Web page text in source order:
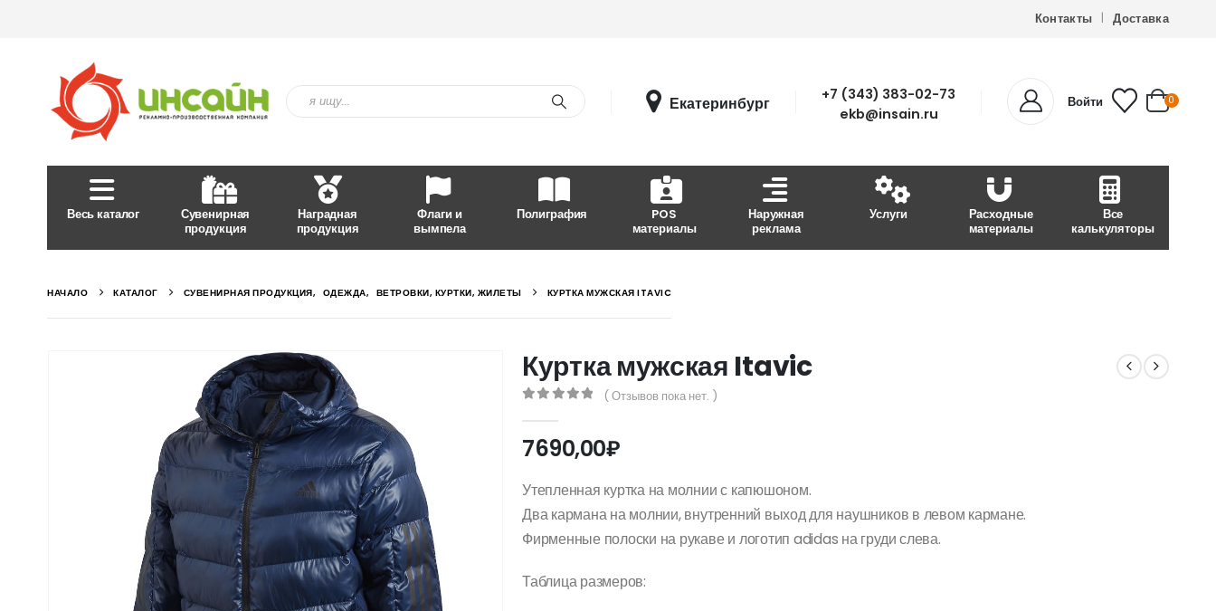
Контакты Доставка
Екатеринбург
+7 (343) 383-02-73
ekb@insain.ru
Войти 0
Весь каталог
Сувенирная
продукция
Наградная
продукция
Флаги и
вымпела
Полиграфия
POS
материалы
Наружная
реклама
Услуги
Расходные
материалы
Все
калькуляторы
НАЧАЛО КАТАЛОГ СУВЕНИРНАЯ ПРОДУКЦИЯ, ОДЕЖДА, ВЕТРОВКИ, КУРТКИ, ЖИЛЕТЫ КУРТКА МУЖСКАЯ ITAVIC
Куртка мужская Itavic
( Отзывов пока нет. )
7690,00₽
Утепленная куртка на молнии с капюшоном.
Два кармана на молнии, внутренний выход для наушников в левом кармане.
Фирменные полоски на рукаве и логотип adidas на груди слева.
Таблица размеров: